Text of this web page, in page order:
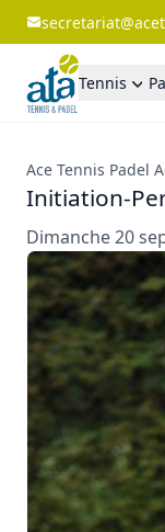
Tennis
Ace Tennis Padel
Initiation-
Dimanche 20